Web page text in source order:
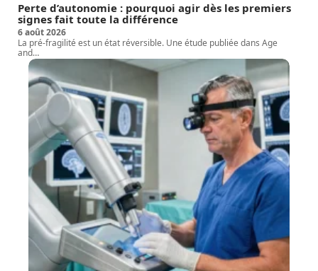
Perte d’autonomie : pourquoi agir dès les premiers
signes fait toute la différence
6 août 2026
La pré-fragilité est un état réversible. Une étude publiée dans Age
and…